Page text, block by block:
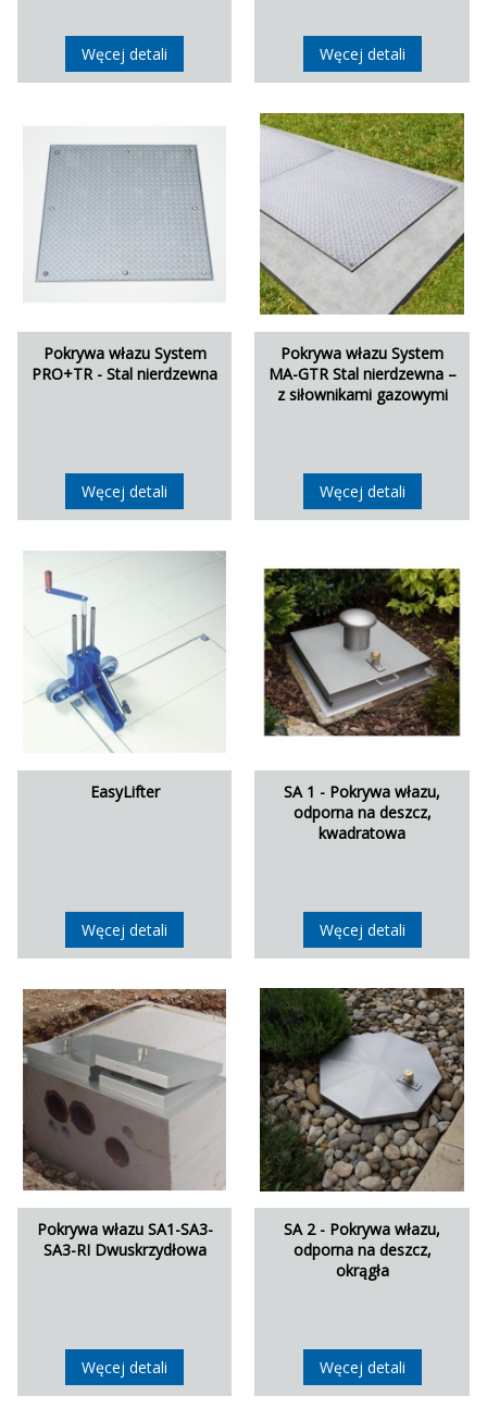
Węcej detali Węcej detali
Pokrywa włazu System
PRO+TR - Stal nierdzewna
Węcej detali
Pokrywa włazu System
MA-GTR Stal nierdzewna –
z siłownikami gazowymi
Węcej detali
EasyLifter
Węcej detali
SA 1 - Pokrywa włazu,
odporna na deszcz,
kwadratowa
Węcej detali
Pokrywa włazu SA1-SA3-
SA3-RI Dwuskrzydłowa
Węcej detali
SA 2 - Pokrywa włazu,
odporna na deszcz,
okrągła
Węcej detali